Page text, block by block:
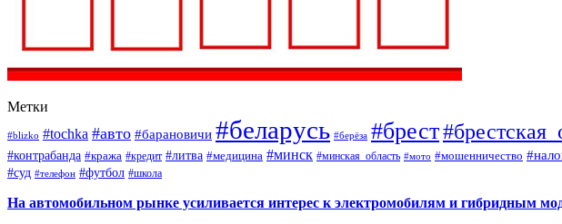
Метки
#blizko #tochka #авто #барановичи #беларусь #берёза #брест
#контрабанда #кража #кредит #литва #медицина #минск #минская_область #мото #мошенничество
#суд #телефон #футбол #школа
На автомобильном рынке усиливается интерес к электромобилям и гибридным